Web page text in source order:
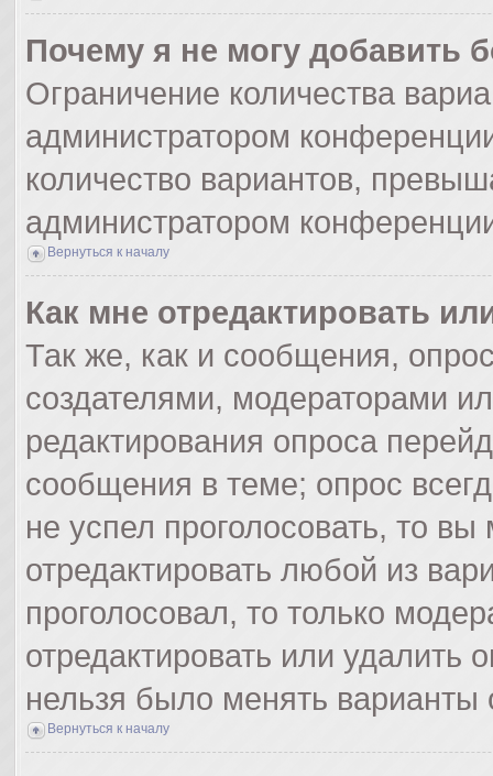
Почему я не могу добавить
Ограничение количества
администратором
количество вариантов,
администратором
Вернуться к началу
Как мне отредактировать
Так же, как и сообщения,
создателями, модераторами
редактирования опроса
сообщения в теме; опрос
не успел проголосовать, то
отредактировать любой из
проголосовал, то только
отредактировать или удалить
нельзя было менять варианты
Вернуться к началу